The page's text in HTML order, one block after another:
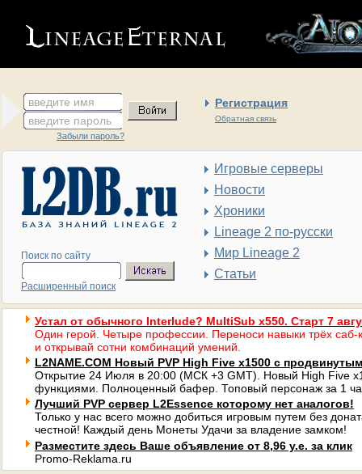
введите имя Регистрация
Обратная связь
введите пароль
Забыли пароль?
Поиск по сайту
Расширенный поиск
Игровые серверы
Новости
Хроники
Lineage 2 по-русски
Мир Lineage 2
Статьи
Устал от обычного Interlude? MultiSub x550. Старт 7
Один герой. Четыре профессии. Переноси навыки трёх саб-
и открывай сотни комбинаций умений.
L2NAME.COM Новый PVP High Five x1500 с
Открытие 24 Июля в 20:00 (МСК +3 GMT). Новый High Five
функциями. Полноценный бафер. Топовый персонаж за 1
Лучший PVP сервер L2Essence которому нет аналогов!
Только у нас всего можно добиться игровым путем без
честной! Каждый день Монеты Удачи за владение замком!
Разместите здесь Ваше объявление от 8,96 у.е. за клик
Promo-Reklama.ru